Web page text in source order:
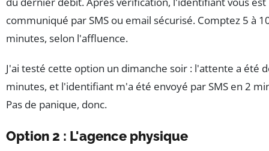
communiqué par SMS ou email sécurisé. Comptez 5 à
minutes, selon l'affluence.
J'ai testé cette option un dimanche soir : l'attente a été
minutes, et l'identifiant m'a été envoyé par SMS en 2
Pas de panique, donc.
Option 2 : L'agence physique